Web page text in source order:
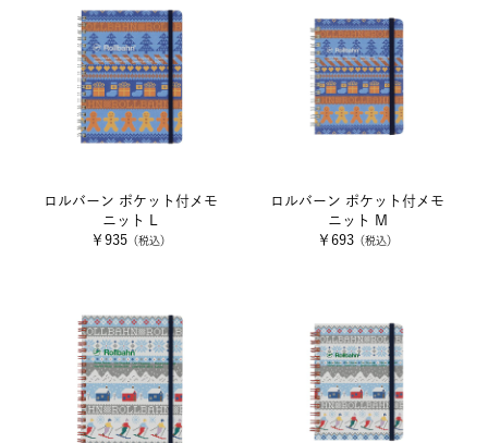
ロルバーン ポケット付メモ
ニット L
￥935（税込）
ロルバーン ポケット付メモ
ニット M
￥693 （税込）